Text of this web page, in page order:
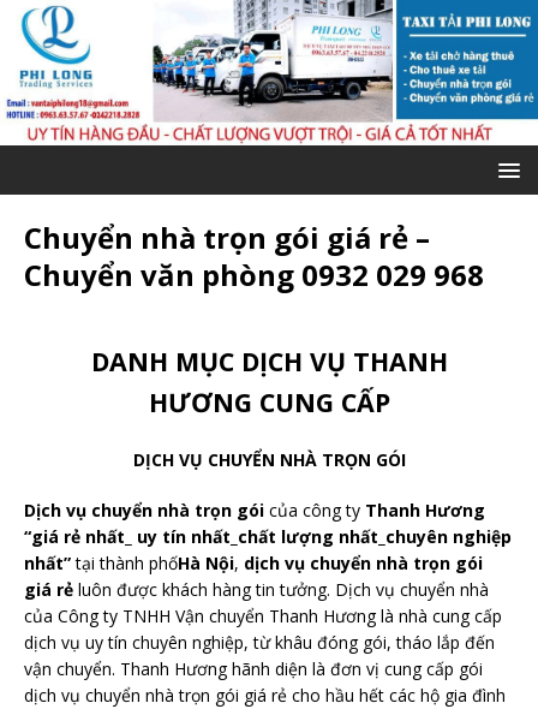
Chuyển nhà trọn gói giá rẻ –
Chuyển văn phòng 0932 029 968
DANH MỤC DỊCH VỤ THANH
HƯƠNG CUNG CẤP
DỊCH VỤ CHUYỂN NHÀ TRỌN GÓI
Dịch vụ chuyển nhà trọn gói của công ty Thanh Hương
“giá rẻ nhất_ uy tín nhất_chất lượng nhất_chuyên nghiệp
nhất”tại thành phốHà Nội, dịch vụ chuyển nhà trọn gói
giá rẻ luôn được khách hàng tin tưởng. Dịch vụ chuyển nhà
của Công ty TNHH Vận chuyển Thanh Hương là nhà cung cấp
dịch vụ uy tín chuyên nghiệp, từ khâu đóng gói, tháo lắp đến
vận chuyển. Thanh Hương hãnh diện là đơn vị cung cấp gói
dịch vụ chuyển nhà trọn gói giá rẻ cho hầu hết các hộ gia đình